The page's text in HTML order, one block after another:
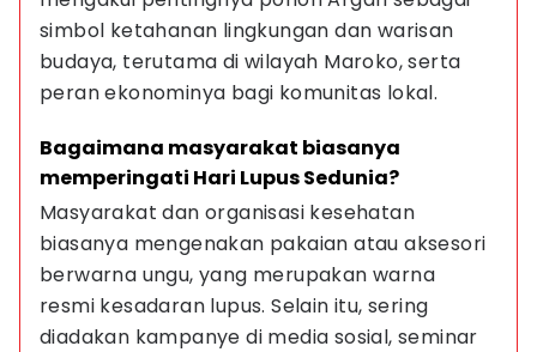
simbol ketahanan lingkungan dan warisan
budaya, terutama di wilayah Maroko, serta
peran ekonominya bagi komunitas lokal.
Bagaimana masyarakat biasanya
memperingati Hari Lupus Sedunia?
Masyarakat dan organisasi kesehatan
biasanya mengenakan pakaian atau aksesori
berwarna ungu, yang merupakan warna
resmi kesadaran lupus. Selain itu, sering
diadakan kampanye di media sosial, seminar